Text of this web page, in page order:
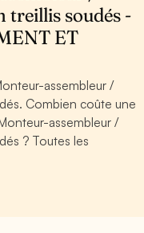
treillis soudés -
ET
assembleur /
Combien coûte une
assembleur /
? Toutes les